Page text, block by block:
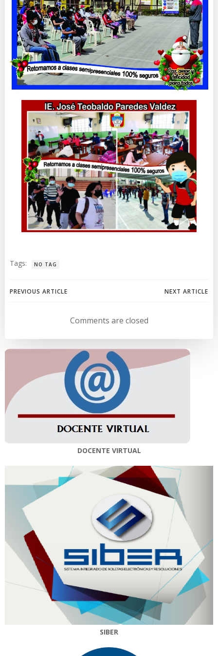
Tags: NO TAG
Navegación
entradas
PREVIOUS ARTICLE
Navegación
de
entradas
NEXT ARTICLE
Comments are closed
DOCENTE VIRTUAL
SIBER